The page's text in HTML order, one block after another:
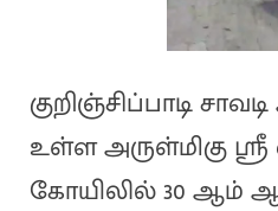
குறிஞ்சிப்பாடி
உள்ள அருள்மிகு
கோயிலில் 30 ஆம்